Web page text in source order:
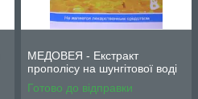
МЕДОВЕЯ - Екстракт
прополісу на шунгітової воді
Готово до відправки